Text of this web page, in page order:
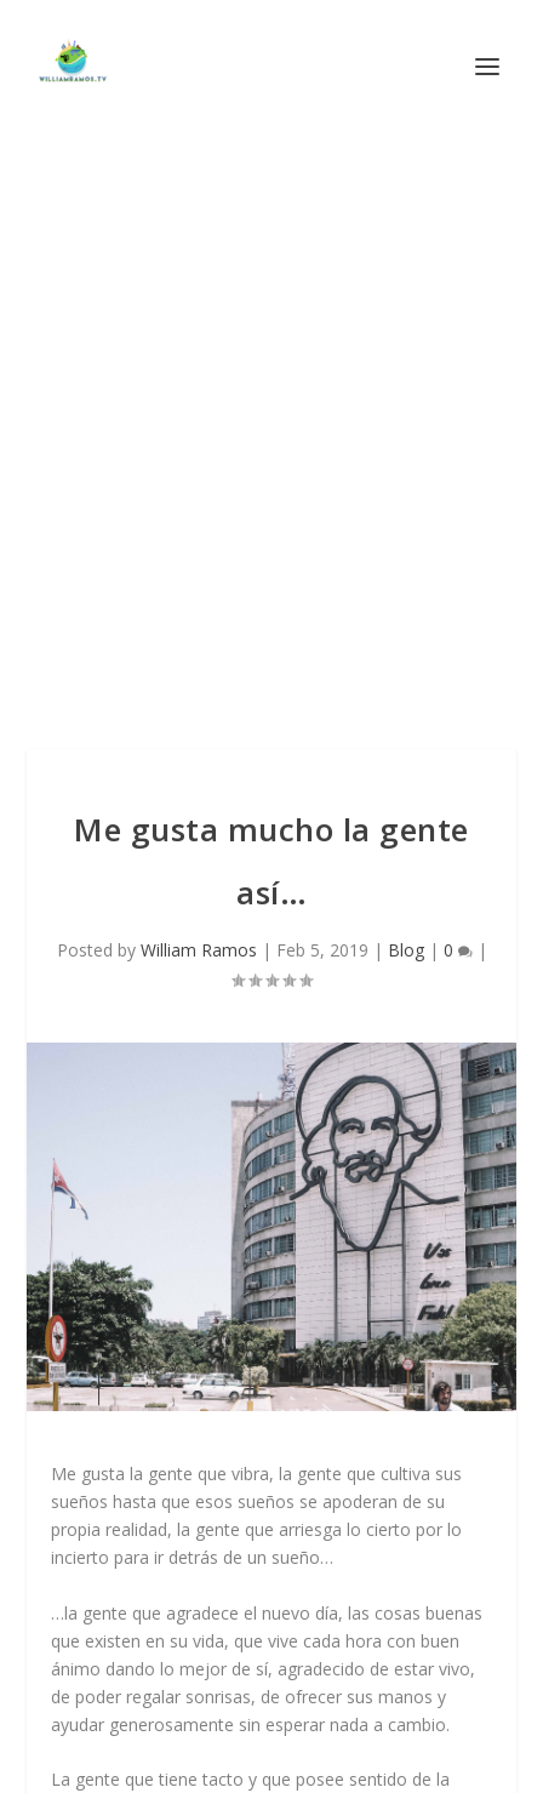
Me gusta mucho la gente
así…
Posted by William Ramos | Feb 5, 2019 | Blog| 0 |
Me gusta la gente que vibra, la gente que cultiva sus
sueños hasta que esos sueños se apoderan de su
propia realidad, la gente que arriesga lo cierto por lo
incierto para ir detrás de un sueño…
…la gente que agradece el nuevo día, las cosas buenas
que existen en su vida, que vive cada hora con buen
ánimo dando lo mejor de sí, agradecido de estar vivo,
de poder regalar sonrisas, de ofrecer sus manos y
ayudar generosamente sin esperar nada a cambio.
La gente que tiene tacto y que posee sentido de la